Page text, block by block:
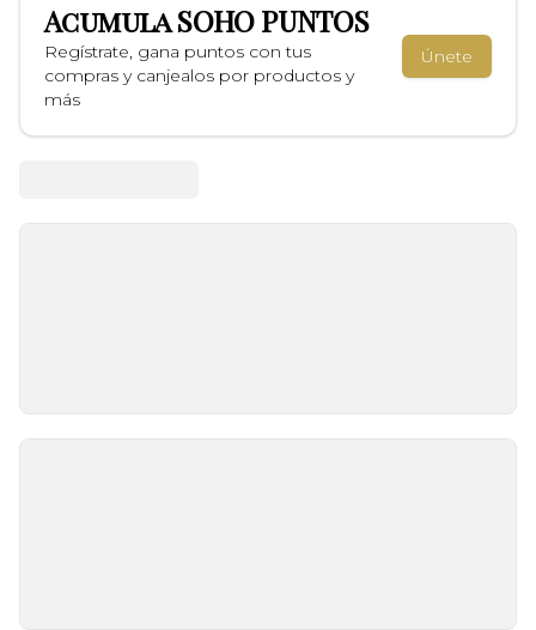
AcumulaSOHO PUNTOS
Regístrate, gana puntos con tus
compras y canjealos por productos y
más
Únete